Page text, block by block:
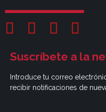
Suscríbete a la
Introduce tu correo
recibir notificaciones de